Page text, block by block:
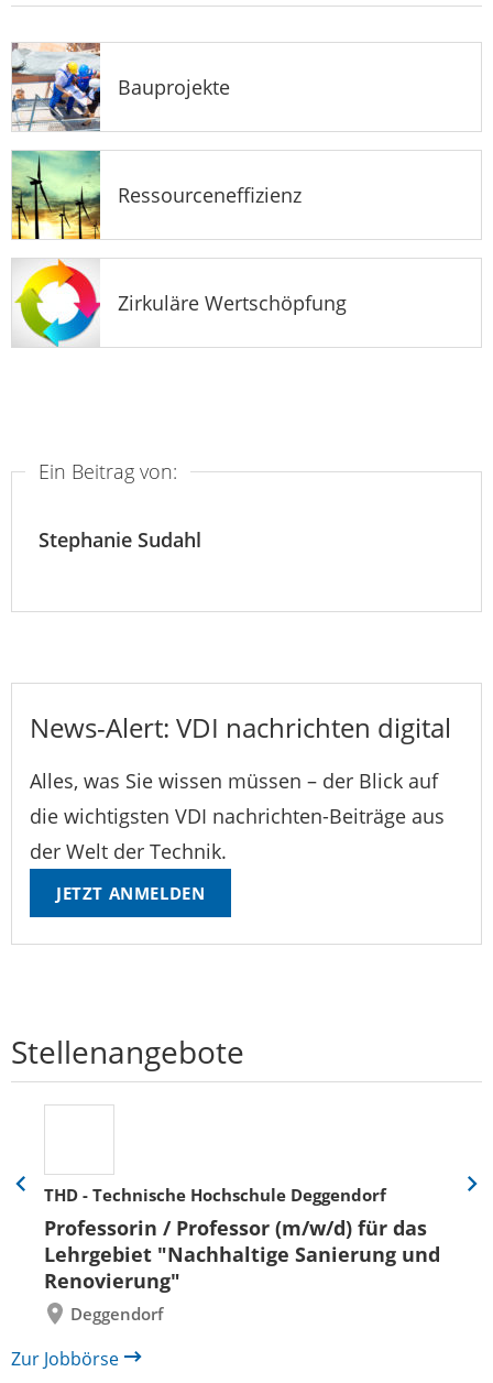
Bauprojekte
Ressourceneffizienz
Zirkuläre Wertschöpfung
Ein Beitrag von:
Stephanie Sudahl
News-Alert: VDI nachrichten digital
Alles, was Sie wissen müssen – der Blick auf
die wichtigsten VDI nachrichten-Beiträge aus
der Welt der Technik.
JETZT ANMELDEN
Stellenangebote
THD - Technische Hochschule Deggendorf
Professorin / Professor (m/w/d) für das
Lehrgebiet "Nachhaltige Sanierung und
Renovierung"
Deggendorf
Eine
zurück
Eine
Zur Jobbörse